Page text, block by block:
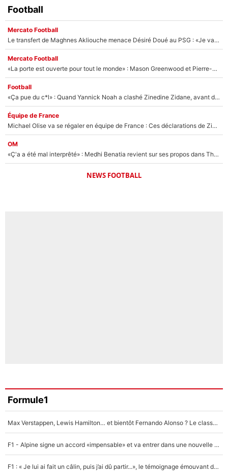
Football
Mercato Football
Le transfert de Maghnes Akliouche menace Désiré Doué au PSG : «Je valide à 200%»
Mercato Football
«La porte est ouverte pour tout le monde» : Mason Greenwood et Pierre-Emerick Aubameyang ont quitté l'OM, Amine Gouiri balance sur la suite du mercato et sur la réaction du vestiaire !
Football
«Ça pue du c*l» : Quand Yannick Noah a clashé Zinedine Zidane, avant de se faire recadrer par le nouveau sélectionneur de l'équipe de France !
Équipe de France
Michael Olise va se régaler en équipe de France : Ces déclarations de Zinedine Zidane qui prouvent qu'il va tout miser sur la star du Bayern Munich !
OM
«Ç'a a été mal interprêté» : Medhi Benatia revient sur ses propos dans The Bridge et précise ses conditions pour rejoindre le PSG !
NEWS FOOTBALL
Formule1
Max Verstappen, Lewis Hamilton… et bientôt Fernando Alonso ? Le classement des pilotes les mieux payés en Formule 1 risque de changer !
F1 - Alpine signe un accord «impensable» et va entrer dans une nouvelle dimension : Grande nouvelle pour Pierre Gasly !
F1 : « Je lui ai fait un câlin, puis j’ai dû partir...», le témoignage émouvant de Max Verstappen sur sa fille